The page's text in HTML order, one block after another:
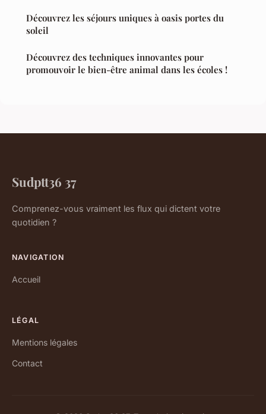
Découvrez les séjours uniques à oasis portes du
soleil
Découvrez des techniques innovantes pour
promouvoir le bien-être animal dans les écoles !
Sudptt36 37
Comprenez-vous vraiment les flux qui dictent votre
quotidien ?
NAVIGATION
Accueil
LÉGAL
Mentions légales
Contact